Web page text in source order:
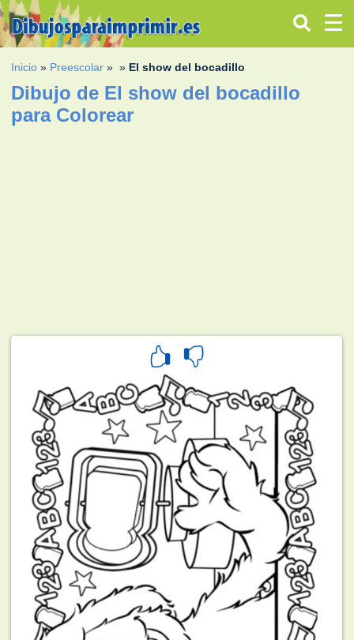
Inicio » Preescolar » » El show del bocadillo
Dibujo de El show del bocadillo
para Colorear